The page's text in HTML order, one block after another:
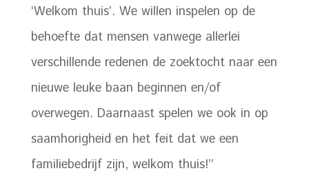
‘Welkom thuis’. We willen inspelen op de
behoefte dat mensen vanwege allerlei
verschillende redenen de zoektocht naar een
nieuwe leuke baan beginnen en/of
overwegen. Daarnaast spelen we ook in op
saamhorigheid en het feit dat we een
familiebedrijf zijn, welkom thuis!’’